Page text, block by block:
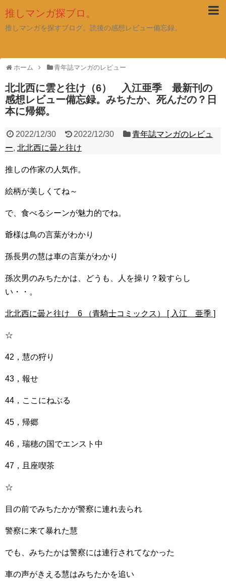
推しマンガ探ブロ。
推しマンガを探すブログ。読後の感想レビュー備忘録。
ホーム 青年誌マンガのレビュー
北北西に雲と往け（6） 入江亜季 最新刊の
感想レビュー備忘録。みちたか、死んだの？日
本に帰郷。
2022/12/30 2022/12/30
青年誌マンガのレビュ
ー, 北北西に曇と往け
推しの作家の人気作。
絵柄が美しくてね～
で、食べるシーンが魅力的でね。
爺様は鳥の言葉がわかり
孫長男の慧は車の言葉がわかり
孫次男のみちたかは、どうも、人を操り？殺すらし
い・・。
北北西に曇と往け 6 （青騎士コミックス） [ 入江 亜季 ]
☆
42，慧の狩り
43，報せ
44，ここにねぶる
45，帰郷
46，瑞穂の国でエンスト中
47，且座喫茶
☆
目の前でみちたかが警察に連れ去られ
警察に来て暴れた慧
でも、みちたかは警察には連行されてなかった
車の声がきえる慧はみちたかを追い